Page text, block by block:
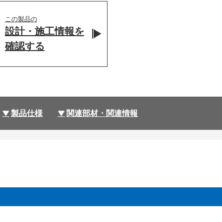
この製品の
設計・施工情報を
確認する
製品仕様 関連部材・関連情報